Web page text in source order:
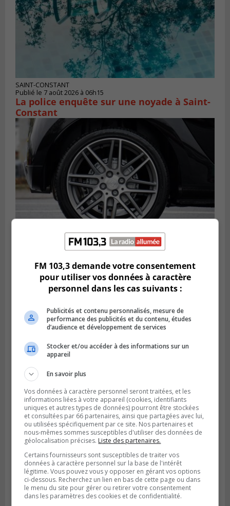
SAINT-CONSTANT
Publié le 7 août 2026 à 06h15
La police enquête sur une noyade à Saint-
Constant
Des jeunes ciblent la Montérégie pour
le Défi écrou de roue
Publié le 6 août 2026 à 05h39
La grenade du camping du lac Cristal était
inoffensive
FM 103,3 demande votre consentement
pour utiliser vos données à caractère
personnel dans les cas suivants :
Publicités et contenu personnalisés, mesure de
performance des publicités et du contenu, études
d’audience et développement de services
Stocker et/ou accéder à des informations sur un
appareil
En savoir plus
Vos données à caractère personnel seront traitées, et les
informations liées à votre appareil (cookies, identifiants
uniques et autres types de données) pourront être stockées
et consultées par 66 partenaires, ainsi que partagées avec lui,
ou utilisées spécifiquement par ce site. Nos partenaires et
nous-mêmes sommes susceptibles d'utiliser des données de
géolocalisation précises. Liste des partenaires.
Certains fournisseurs sont susceptibles de traiter vos
données à caractère personnel sur la base de l'intérêt
légitime. Vous pouvez vous y opposer en gérant vos options
ci-dessous. Recherchez un lien en bas de cette page ou dans
le menu du site pour gérer ou retirer votre consentement
dans les paramètres des cookies et de confidentialité.